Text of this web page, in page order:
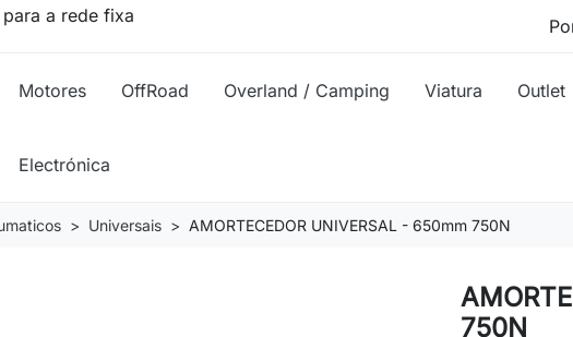
a rede fixa
Motores OffRoad Overland / Camping Viatura Outlet
Electrónica
Universais AMORTECEDOR UNIVERSAL - 650mm 750N
750N